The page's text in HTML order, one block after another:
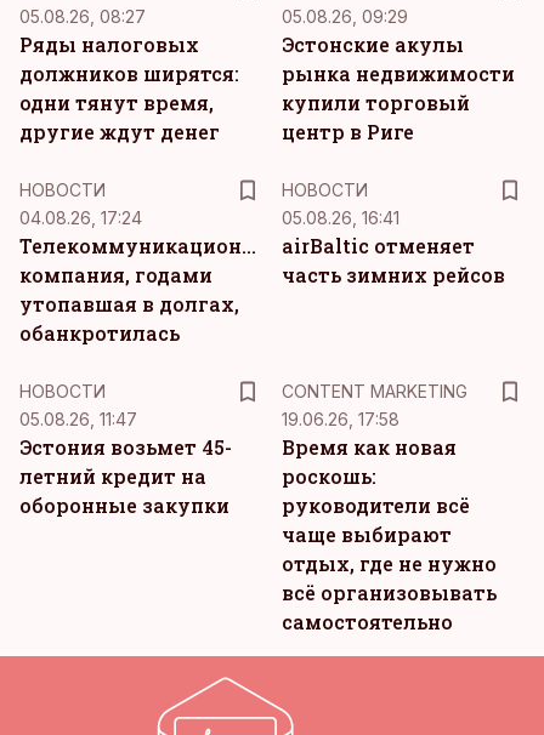
05.08.26, 08:27
Ряды налоговых
должников ширятся:
одни тянут время,
другие ждут денег
05.08.26, 09:29
Эстонские акулы
рынка недвижимости
купили торговый
центр в Риге
НОВОСТИ
04.08.26, 17:24
Телекоммуникационная
компания, годами
утопавшая в долгах,
обанкротилась
НОВОСТИ
05.08.26, 16:41
airBaltic отменяет
часть зимних рейсов
НОВОСТИ
05.08.26, 11:47
Эстония возьмет 45-
летний кредит на
оборонные закупки
CONTENT MARKETING
19.06.26, 17:58
Время как новая
роскошь:
руководители всё
чаще выбирают
отдых, где не нужно
всё организовывать
самостоятельно